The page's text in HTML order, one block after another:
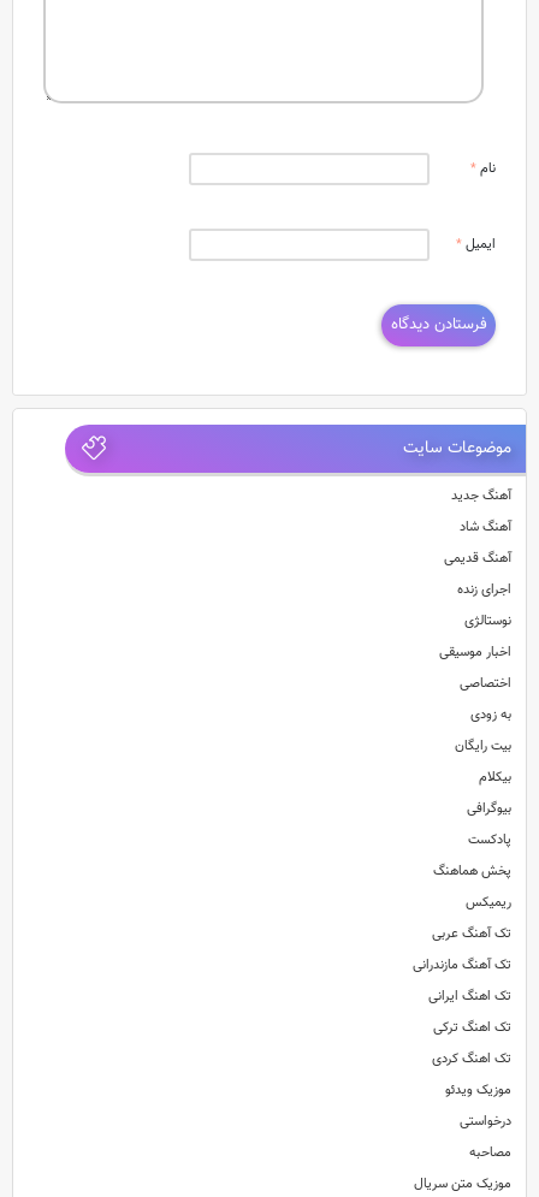
نام*
ایمیل*
موضوعات سایت
آهنگ جدید
آهنگ شاد
آهنگ قدیمی
اجرای زنده
نوستالژی
اخبار موسیقی
اختصاصی
به زودی
بیت رایگان
بیکلام
بیوگرافی
پادکست
پخش هماهنگ
ریمیکس
تک آهنگ عربی
تک آهنگ مازندرانی
تک اهنگ ایرانی
تک اهنگ ترکی
تک اهنگ کردی
موزیک ویدئو
درخواستی
مصاحبه
موزیک متن سریال